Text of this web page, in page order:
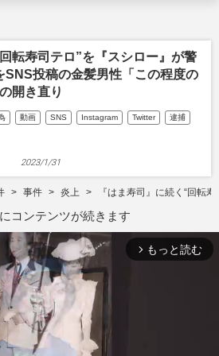
転寿司テロ”を『スシロー』が警
SNS投稿の金髪男性「この程度の
開き直り
動画 SNS Instagram Twitter 逮捕
2023/1/31
事件 炎上 『はま寿司』に続く“回転
コンテンツが続きます
arrow_forward_ios もっと読む